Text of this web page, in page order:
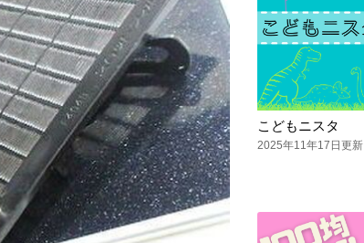
こどもニスタ
2025年11年17日更新